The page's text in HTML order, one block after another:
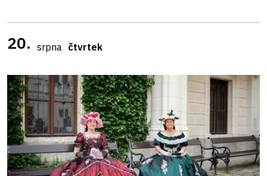
20. srpna čtvrtek